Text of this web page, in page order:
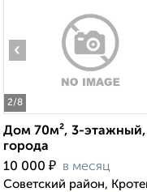
2/8
‹
Дом 70м², 3-этажный,
города
10 000 ₽ в месяц
Советский район,